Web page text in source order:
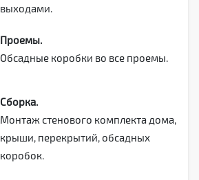
выходами.
Проемы.
Обсадные коробки во все проемы.
Сборка.
Монтаж стенового комплекта дома,
крыши, перекрытий, обсадных
коробок.